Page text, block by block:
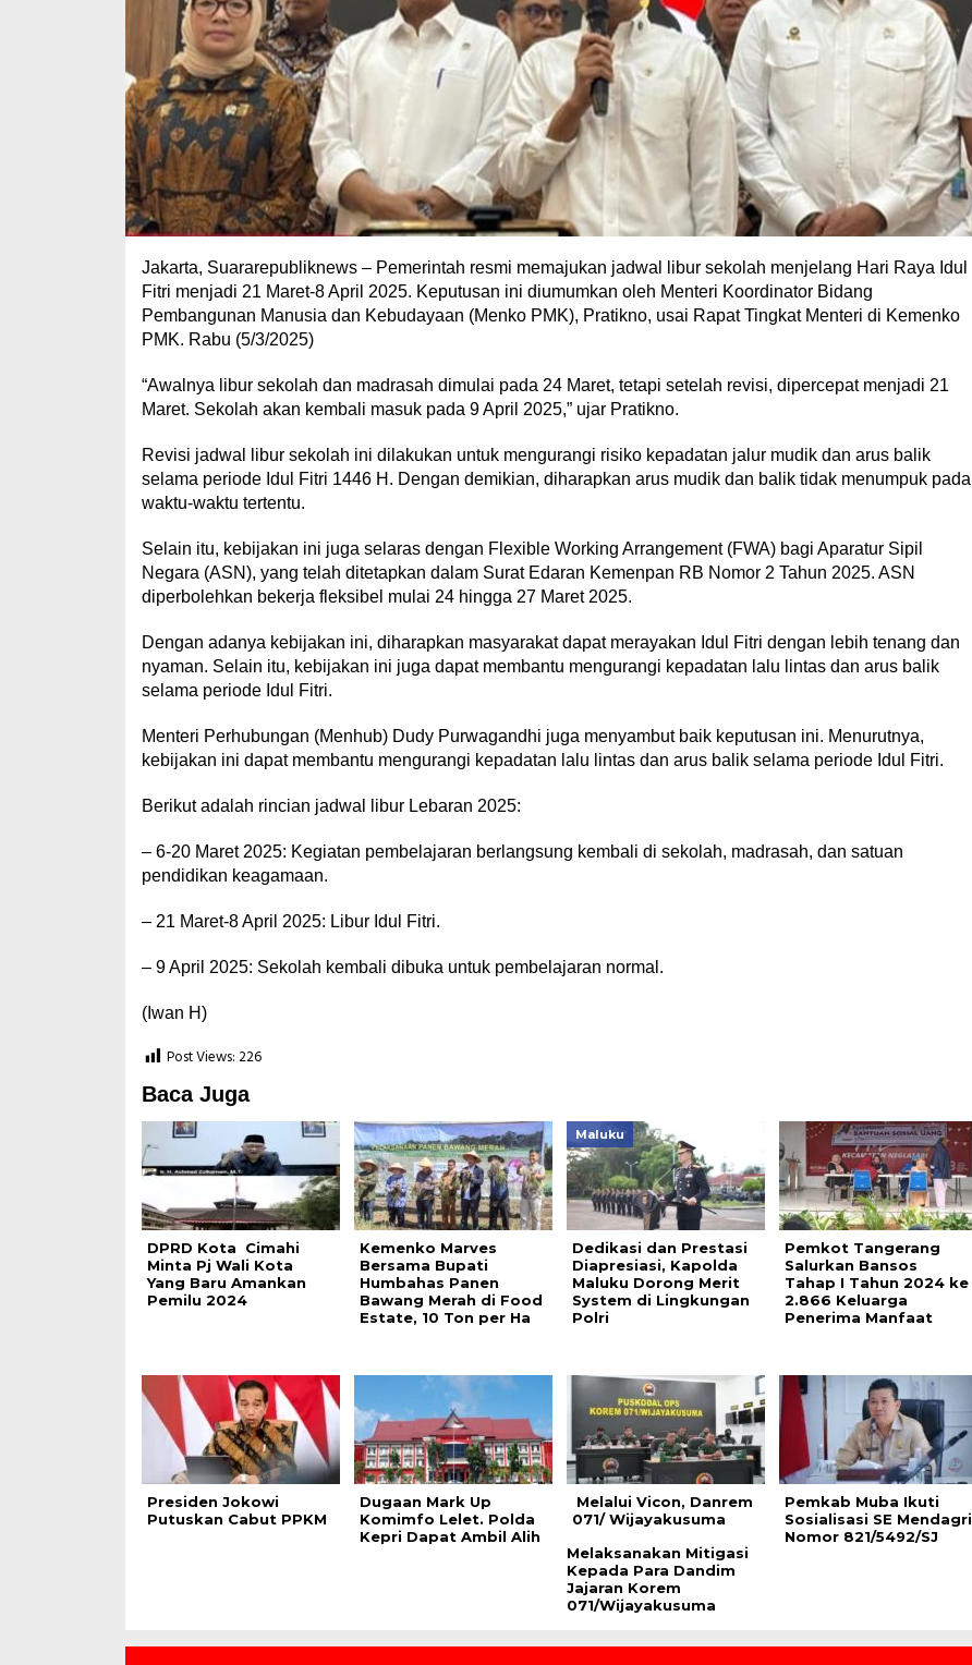
Jakarta, Suararepubliknews – Pemerintah resmi memajukan jadwal libur sekolah menjelang Hari Raya Idul
Fitri menjadi 21 Maret-8 April 2025. Keputusan ini diumumkan oleh Menteri Koordinator Bidang
Pembangunan Manusia dan Kebudayaan (Menko PMK), Pratikno, usai Rapat Tingkat Menteri di Kemenko
PMK. Rabu (5/3/2025)
“Awalnya libur sekolah dan madrasah dimulai pada 24 Maret, tetapi setelah revisi, dipercepat menjadi 21
Maret. Sekolah akan kembali masuk pada 9 April 2025,” ujar Pratikno.
Revisi jadwal libur sekolah ini dilakukan untuk mengurangi risiko kepadatan jalur mudik dan arus balik
selama periode Idul Fitri 1446 H. Dengan demikian, diharapkan arus mudik dan balik tidak menumpuk pada
waktu-waktu tertentu.
Selain itu, kebijakan ini juga selaras dengan Flexible Working Arrangement (FWA) bagi Aparatur Sipil
Negara (ASN), yang telah ditetapkan dalam Surat Edaran Kemenpan RB Nomor 2 Tahun 2025. ASN
diperbolehkan bekerja fleksibel mulai 24 hingga 27 Maret 2025.
Dengan adanya kebijakan ini, diharapkan masyarakat dapat merayakan Idul Fitri dengan lebih tenang dan
nyaman. Selain itu, kebijakan ini juga dapat membantu mengurangi kepadatan lalu lintas dan arus balik
selama periode Idul Fitri.
Menteri Perhubungan (Menhub) Dudy Purwagandhi juga menyambut baik keputusan ini. Menurutnya,
kebijakan ini dapat membantu mengurangi kepadatan lalu lintas dan arus balik selama periode Idul Fitri.
Berikut adalah rincian jadwal libur Lebaran 2025:
– 6-20 Maret 2025: Kegiatan pembelajaran berlangsung kembali di sekolah, madrasah, dan satuan
pendidikan keagamaan.
– 21 Maret-8 April 2025: Libur Idul Fitri.
– 9 April 2025: Sekolah kembali dibuka untuk pembelajaran normal.
(Iwan H)
Post Views:226
Baca Juga
DPRD Kota Cimahi
Minta Pj Wali Kota
Yang Baru Amankan
Pemilu 2024
Kemenko Marves
Bersama Bupati
Humbahas Panen
Bawang Merah di Food
Estate, 10 Ton per Ha
Maluku
Dedikasi dan Prestasi
Diapresiasi, Kapolda
Maluku Dorong Merit
System di Lingkungan
Polri
Pemkot Tangerang
Salurkan Bansos
Tahap I Tahun 2024 ke
2.866 Keluarga
Penerima Manfaat
Presiden Jokowi
Putuskan Cabut PPKM
Dugaan Mark Up
Komimfo Lelet. Polda
Kepri Dapat Ambil Alih
Melalui Vicon, Danrem
071/ Wijayakusuma
Melaksanakan Mitigasi
Kepada Para Dandim
Jajaran Korem
071/Wijayakusuma
Pemkab Muba Ikuti
Sosialisasi SE Mendagri
Nomor 821/5492/SJ